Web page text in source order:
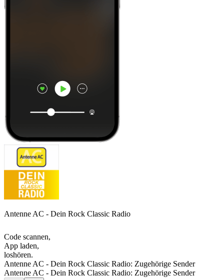
Antenne AC - Dein Rock Classic Radio
Code scannen,
App laden,
loshören.
Antenne AC - Dein Rock Classic Radio: Zugehörige Sender
Antenne AC - Dein Rock Classic Radio: Zugehörige Sender